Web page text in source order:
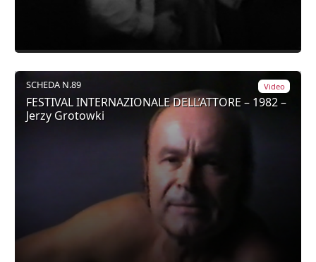
SCHEDA N.89 Video
FESTIVAL INTERNAZIONALE DELL’ATTORE – 1982 –
Jerzy Grotowki